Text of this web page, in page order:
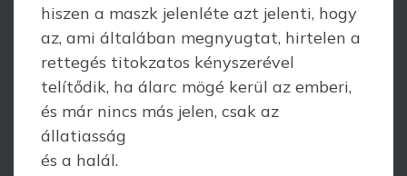
hiszen a maszk jelenléte azt jelenti, hogy
az, ami általában megnyugtat, hirtelen a
rettegés titokzatos kényszerével
telítődik, ha álarc mögé kerül az emberi,
és már nincs más jelen, csak az
állatiasság
és a halál.